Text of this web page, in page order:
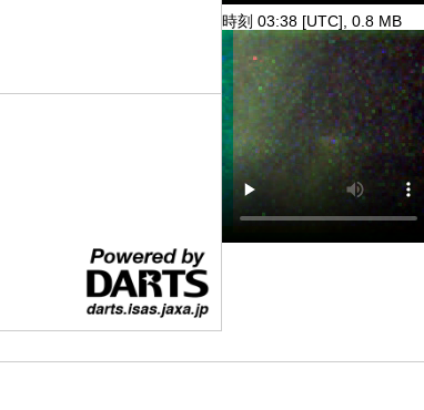
時刻 03:38 [UTC], 0.8 MB